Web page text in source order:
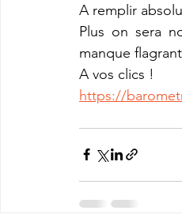
A remplir
Plus on sera
manque
A vos clics !
https://